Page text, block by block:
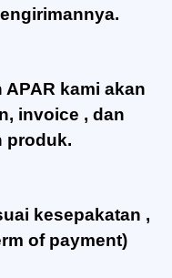
kami akan
invoice , dan
produk.
kesepakatan ,
of payment)